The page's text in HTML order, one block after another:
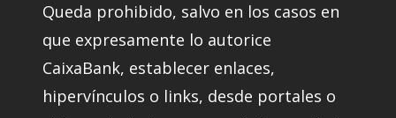
Queda prohibido, salvo en los casos en
que expresamente lo autorice
CaixaBank, establecer enlaces,
hipervínculos o links, desde portales o